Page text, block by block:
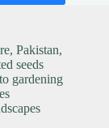
Pakistan,
seeds
gardening